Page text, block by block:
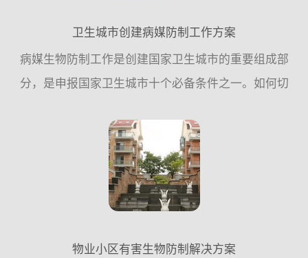
卫生城市创建病媒防制工作方案
病媒生物防制工作是创建国家卫生城市的重要组成部
分，是申报国家卫生城市十个必备条件之一。如何切
到国家卫生城市标准，具体工作参考指引：一、指导
思想 ：...
物业小区有害生物防制解决方案